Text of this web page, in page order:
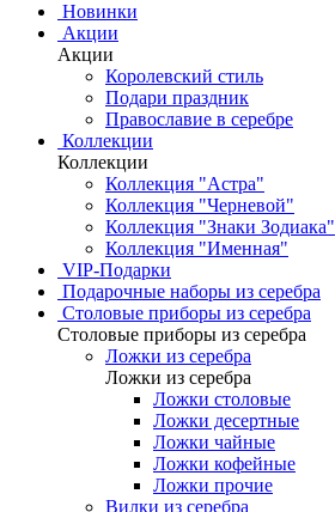
Новинки
Акции
Акции
Королевский стиль
Подари праздник
Православие в серебре
Коллекции
Коллекции
Коллекция "Астра"
Коллекция "Черневой"
Коллекция "Знаки Зодиака"
Коллекция "Именная"
VIP-Подарки
Подарочные наборы из серебра
Столовые приборы из серебра
Столовые приборы из серебра
Ложки из серебра
Ложки из серебра
Ложки столовые
Ложки десертные
Ложки чайные
Ложки кофейные
Ложки прочие
Вилки из серебра